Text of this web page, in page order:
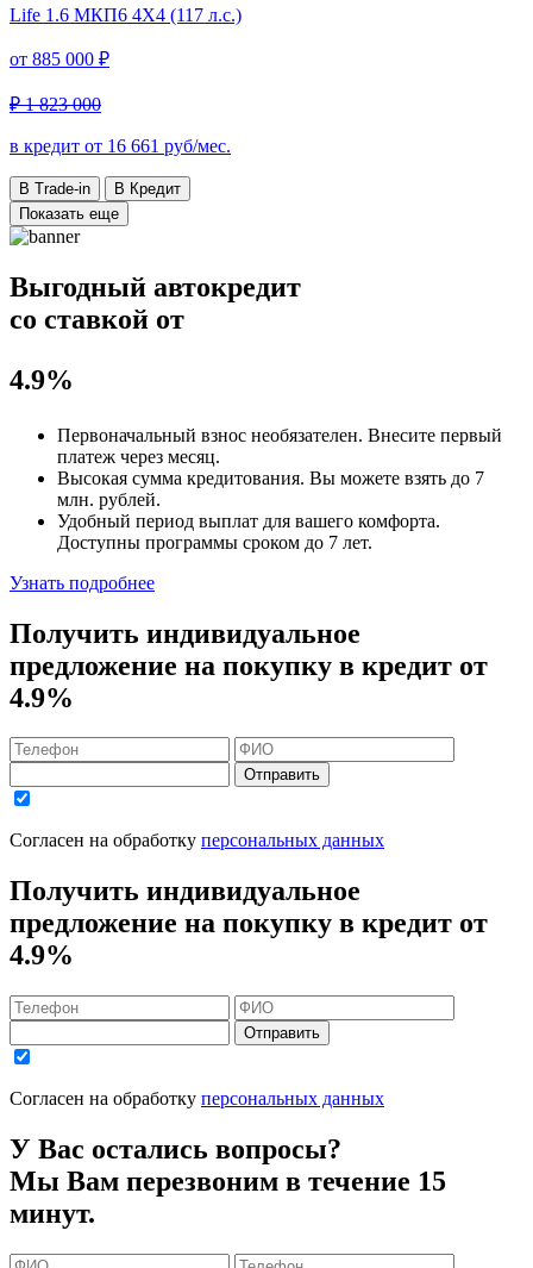
Life 1.6 МКП6 4Х4 (117 л.с.)
от 885 000 ₽
₽ 1 823 000
в кредит от 16 661 руб/мес.
В Trade-in
В Кредит
Показать еще
Выгодный автокредит
со ставкой от
4.9%
Первоначальный взнос необязателен. Внесите первый
платеж через месяц.
Высокая сумма кредитования. Вы можете взять до 7
млн. рублей.
Удобный период выплат для вашего комфорта.
Доступны программы сроком до 7 лет.
Узнать подробнее
Получить индивидуальное
предложение на покупку в кредит от
4.9%
Отправить
Согласен на обработку персональных данных
Получить индивидуальное
предложение на покупку в кредит от
4.9%
Отправить
Согласен на обработку персональных данных
У Вас остались вопросы?
Мы Вам перезвоним в течение 15
минут.